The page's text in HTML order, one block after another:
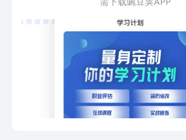
也和面对面一样。 【日
然语言输入轻松创建日程
时间及场地，一键查看参
进行日程规划，个人待办
调度轻松安排。 【全球
面翻译和系统应用支持超
外大量加速节点让协作环
化会议自动推荐全员适配
辅导产品已经帮助学员
企offer。发展至今，职
到各方的充分认可，成功
村高新技术企业”，并入
工程”等项目，并与包括
众多国内外知名大学建立
易、智联招聘、汉能创投
资。